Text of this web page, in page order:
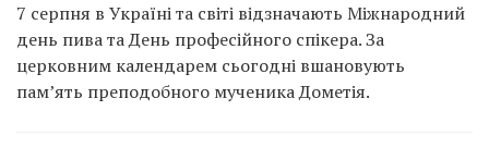
7 серпня в Україні та світі відзначають Міжнародний
день пива та День професійного спікера. За
церковним календарем сьогодні вшановують
пам’ять преподобного мученика Дометія.